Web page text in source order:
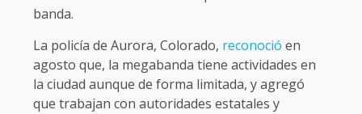
banda.
La policía de Aurora, Colorado, reconoció en
agosto que, la megabanda tiene actividades en
la ciudad aunque de forma limitada, y agregó
que trabajan con autoridades estatales y